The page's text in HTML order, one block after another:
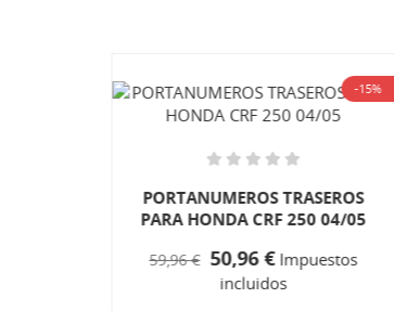
-15%
PORTANUMEROS TRASEROS
PARA HONDA CRF 250 04/05
59,96 € 50,96 €Impuestos
incluidos